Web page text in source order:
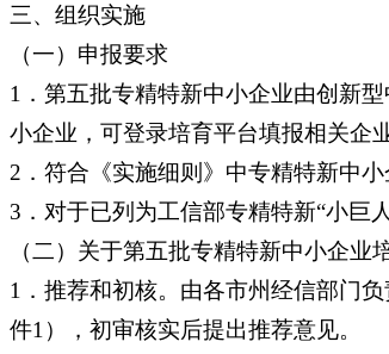
三、组织实施
（一）申报要求
1．第五批专精特新中小企业由创新
小企业，可登录培育平台填报相关企
2．符合《实施细则》中专精特新中
3．对于已列为工信部专精特新“小巨
（二）关于第五批专精特新中小企业
1．推荐和初核。由各市州经信部门
件1），初审核实后提出推荐意见。